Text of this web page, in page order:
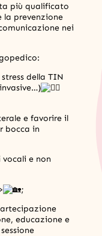
più qualificato
prevenzione
nei
della TIN
e favorire il
bocca in
e non
;
educazione e